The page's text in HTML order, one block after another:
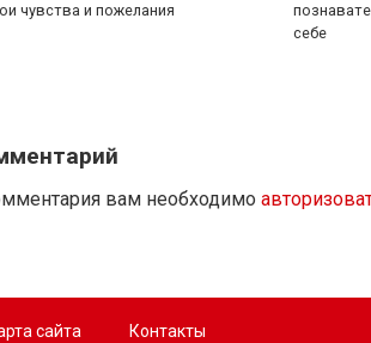
чувства и пожелания
себе
вам необходимо
сайта Контакты